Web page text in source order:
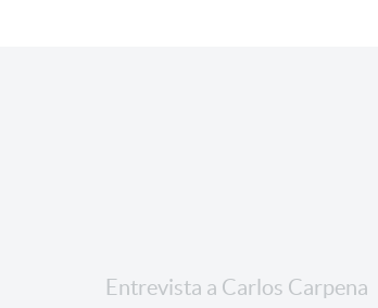
Entrevista a Carlos Carpena